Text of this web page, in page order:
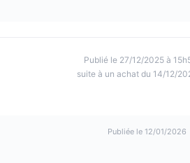
Publié le 27/12/2025 à
suite à un achat du 14/12/
Publiée le 12/01/2026